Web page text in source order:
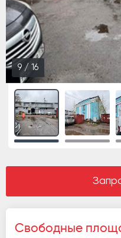
10/16
Свободные